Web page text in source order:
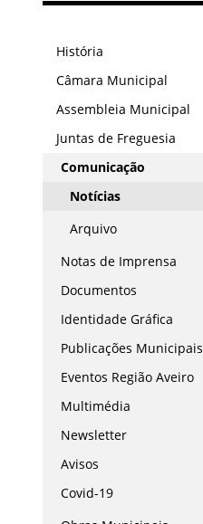
História
Câmara Municipal
Assembleia Municipal
Juntas de Freguesia
Comunicação
Notícias
Arquivo
Notas de Imprensa
Documentos
Identidade Gráfica
Publicações Municipais
Eventos Região Aveiro
Multimédia
Newsletter
Avisos
Covid-19